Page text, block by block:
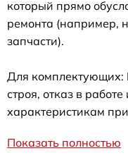
который прямо
ремонта (например,
запчасти).
Для
строя, отказ в
характеристикам
Показать полностью